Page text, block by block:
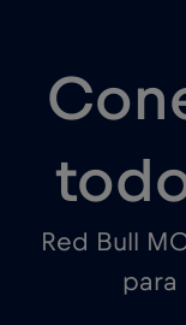
Red Bull
para